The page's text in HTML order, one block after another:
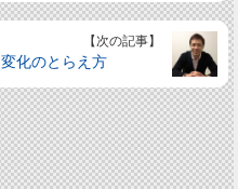
【次の記事】
変化のとらえ方